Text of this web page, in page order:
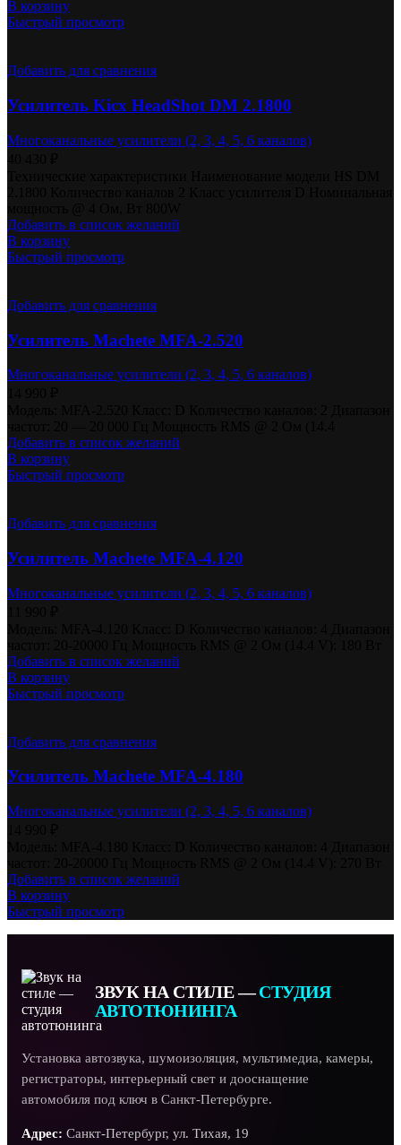
В корзину
Быстрый просмотр
Добавить для сравнения
Усилитель Kicx HeadShot DM 2.1800
Многоканальные усилители (2, 3, 4, 5, 6 каналов)
Добавить в список желаний
В корзину
Быстрый просмотр
Добавить для сравнения
Усилитель Machete MFA-2.520
Многоканальные усилители (2, 3, 4, 5, 6 каналов)
Добавить в список желаний
В корзину
Быстрый просмотр
Добавить для сравнения
Усилитель Machete MFA-4.120
Многоканальные усилители (2, 3, 4, 5, 6 каналов)
Добавить в список желаний
В корзину
Быстрый просмотр
Добавить для сравнения
Усилитель Machete MFA-4.180
Многоканальные усилители (2, 3, 4, 5, 6 каналов)
Добавить в список желаний
В корзину
Быстрый просмотр
ЗВУК НА СТИЛЕ —СТУДИЯ
АВТОТЮНИНГА
Установка автозвука, шумоизоляция, мультимедиа, камеры,
регистраторы, интерьерный свет и дооснащение
автомобиля под ключ в Санкт-Петербурге.
Адрес: Санкт-Петербург, ул. Тихая, 19